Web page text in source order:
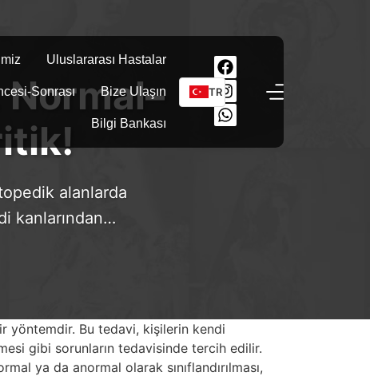
Uluslararası Hastalar
Sonrası Bize Ulaşın
Bilgi Bankası
TR
Normal–
alanlarda
kanlarından…
yöntemdir. Bu tedavi, kişilerin kendi
gibi sorunların tedavisinde tercih edilir.
ya da anormal olarak sınıflandırılması,